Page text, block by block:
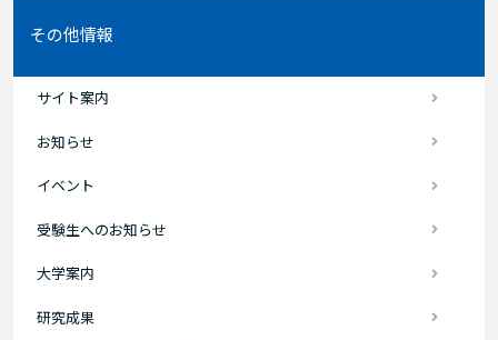
その他情報
サイト案内
お知らせ
イベント
受験生へのお知らせ
大学案内
研究成果